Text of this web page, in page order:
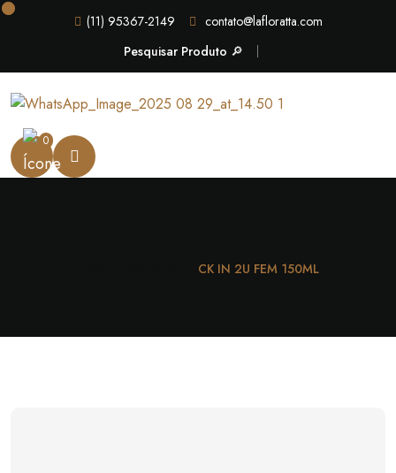
(11) 95367-2149
contato@lafloratta.com
Pesquisar Produto 🔎
0
CK IN 2U FEM 150ML